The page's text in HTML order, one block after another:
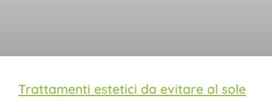
Trattamenti estetici da evitare al sole